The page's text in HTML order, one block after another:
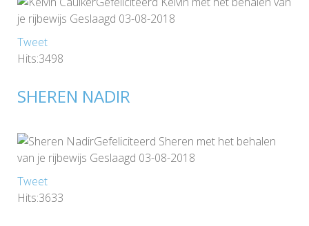
je rijbewijs Geslaagd 03-08-2018
Tweet
Hits:3498
SHEREN NADIR
Gefeliciteerd Sheren met het behalen
van je rijbewijs Geslaagd 03-08-2018
Tweet
Hits:3633